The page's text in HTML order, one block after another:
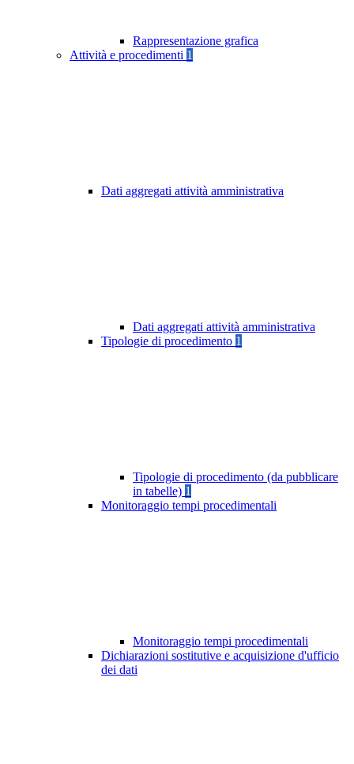
Rappresentazione grafica
Attività e procedimenti 1
Dati aggregati attività amministrativa
Dati aggregati attività amministrativa
Tipologie di procedimento 1
Tipologie di procedimento (da pubblicare
in tabelle) 1
Monitoraggio tempi procedimentali
Monitoraggio tempi procedimentali
Dichiarazioni sostitutive e acquisizione d'ufficio
dei dati